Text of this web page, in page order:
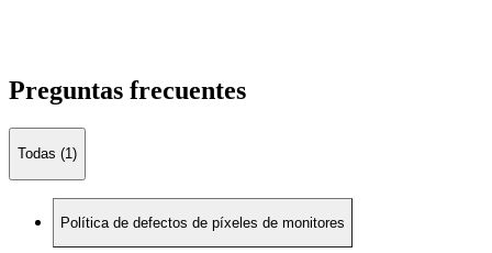
Preguntas frecuentes
Todas (1)
Política de defectos de píxeles de monitores